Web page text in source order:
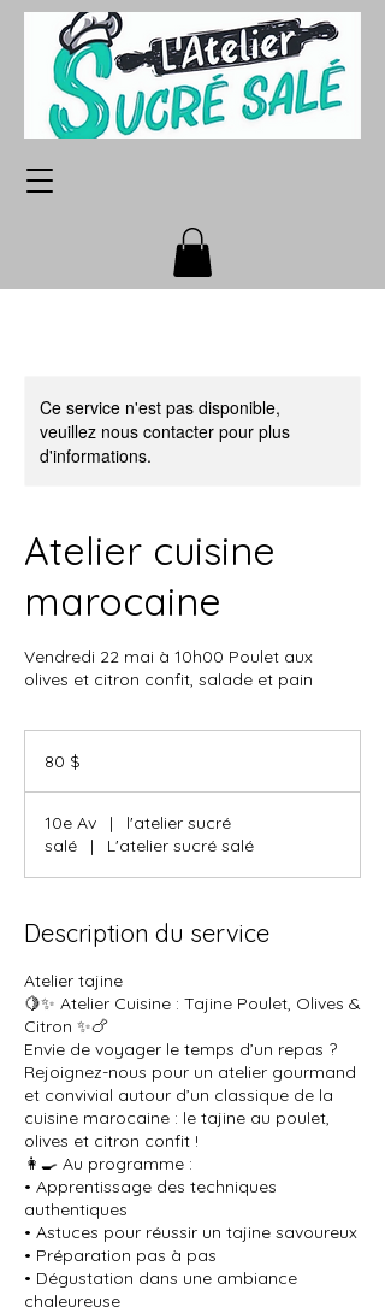
Ce service n'est pas disponible,
veuillez nous contacter pour plus
d'informations.
Atelier cuisine
marocaine
Vendredi 22 mai à 10h00 Poulet aux
olives et citron confit, salade et pain
80 $
10e Av |
l'atelier sucré
salé
| L'atelier sucré salé
Description du service
Atelier tajine
🍋✨ Atelier Cuisine : Tajine Poulet, Olives &
Citron ✨🍗
Envie de voyager le temps d’un repas ?
Rejoignez-nous pour un atelier gourmand
et convivial autour d’un classique de la
cuisine marocaine : le tajine au poulet,
olives et citron confit !
👩‍🍳 Au programme :
• Apprentissage des techniques
authentiques
• Astuces pour réussir un tajine savoureux
• Préparation pas à pas
• Dégustation dans une ambiance
chaleureuse